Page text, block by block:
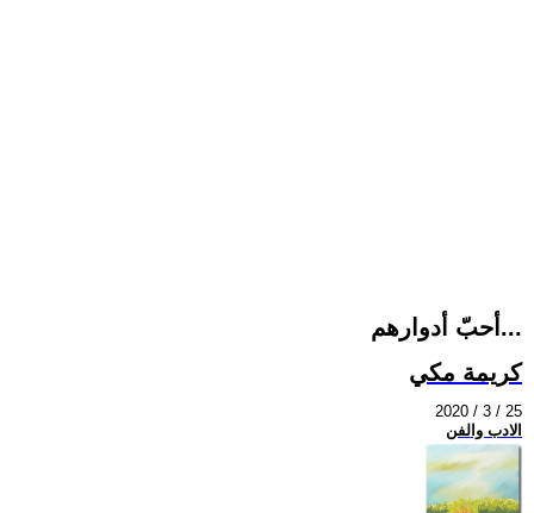
أحبّ أدوارهم...
كريمة مكي
2020 / 3 / 25
الادب والفن